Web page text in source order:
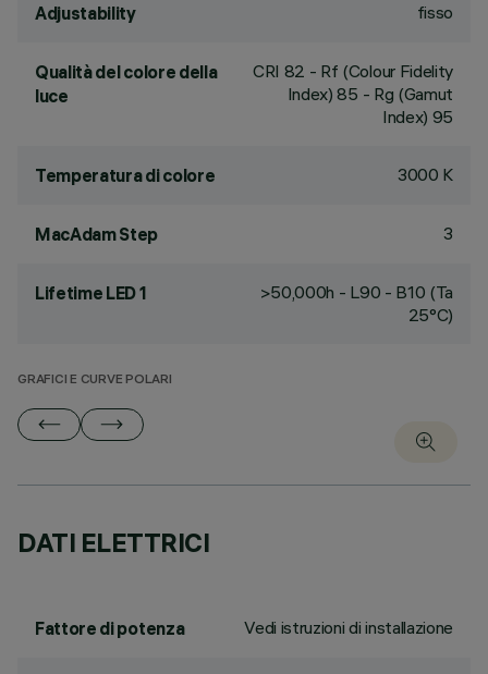
Adjustability fisso
Qualità del colore della
luce
CRI 82 - Rf (Colour Fidelity
Index) 85 - Rg (Gamut
Index) 95
Temperatura di colore 3000 K
MacAdam Step 3
Lifetime LED 1
>50,000h - L90 - B10 (Ta
25°C)
GRAFICI E CURVE POLARI
DATI ELETTRICI
Fattore di potenza Vedi istruzioni di installazione